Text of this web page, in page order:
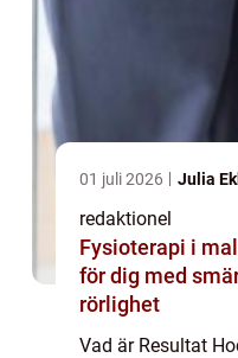
01 juli 2026 Julia
redaktionel
Fysioterapi i
för dig med
rörlighet
Vad är Resultat